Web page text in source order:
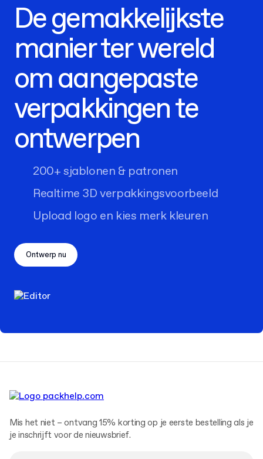
De gemakkelijkste
manier ter wereld
om aangepaste
verpakkingen te
ontwerpen
200+ sjablonen & patronen
Realtime 3D verpakkingsvoorbeeld
Upload logo en kies merk kleuren
Ontwerp nu
Mis het niet – ontvang 15% korting op je eerste bestelling als je
je inschrijft voor de nieuwsbrief.